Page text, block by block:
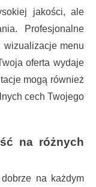
jakości, ale
Profesjonalne
wizualizacje menu
oferta wydaje
mogą również
cech Twojego
na różnych
na każdym